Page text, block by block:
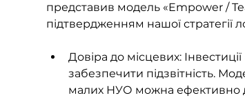
представив модель «Empower /
підтвердженням нашої стратегії
Довіра до місцевих:
забезпечити підзвітність.
малих НУО можна ефективно